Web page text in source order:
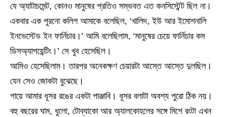
যে অ্যাটাচমেন্ট, কোনও মানুষের প্রতিও সম্ভবত এত কনসিস্টেন্ট ছিল না।
একবার এক পুরনো কলিগ আমাকে বলেছিল, ‘খালিদ, ইউ আর ইমোশনালি
ইনভেস্টেড ইন ফার্নিচার।’ আমি বলেছিলাম, ‘মানুষের চেয়ে ফার্নিচার কম
ডিসঅ্যাপয়েন্টিং।’ সে খুব হেসেছিল।
আমিও হেসেছিলাম। তারপর অনেকক্ষণ চেয়ারটা আস্তে আস্তে দুলছিল।
যেন সেও জোকটা বুঝেছে।
গায়ে আমার ধূসর রঙের একটা পাঞ্জাবি। ধূসর বলাটা অবশ্য পুরো ঠিক নয়।
বহু বছরের ঘাম, ধুলো, টোব্যাকো আর অ্যালকোহলের সঙ্গে মিশে রংটা এখন